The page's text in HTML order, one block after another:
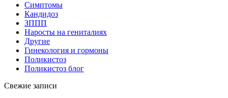
Симптомы
Кандидоз
ЗППП
Наросты на гениталиях
Другие
Гинекология и гормоны
Поликистоз
Поликистоз блог
Свежие записи